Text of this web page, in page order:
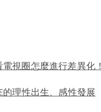
視圈怎麼進行差異化！
的理性出生、感性發展